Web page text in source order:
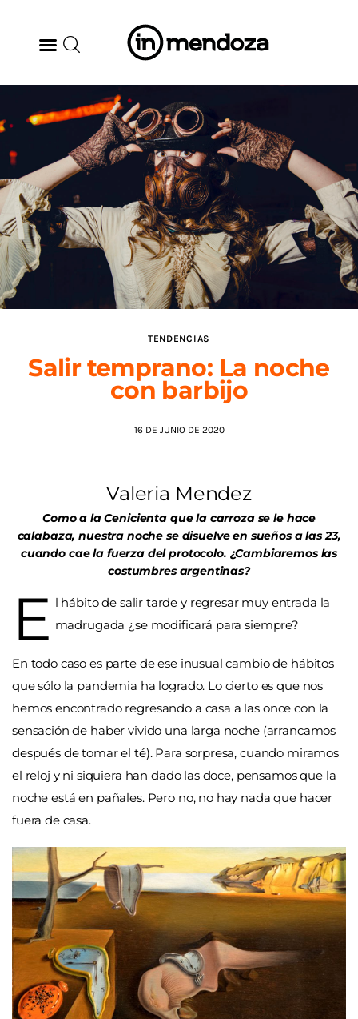
BODEGAS
GASTRONOMÍA
ARTE & CULTURA
MÚSICA
DÓNDE IR
TENDENCIAS
AGENDA
TENDENCIAS
Salir temprano: La noche
con barbijo
16 DE JUNIO DE 2020
Valeria Mendez
Como a la Cenicienta que la carroza se le hace
calabaza, nuestra noche se disuelve en sueños a las 23,
cuando cae la fuerza del protocolo. ¿Cambiaremos las
costumbres argentinas?
E l hábito de salir tarde y regresar muy entrada la
madrugada ¿se modificará para siempre?
En todo caso es parte de ese inusual cambio de hábitos
que sólo la pandemia ha logrado. Lo cierto es que nos
hemos encontrado regresando a casa a las once con la
sensación de haber vivido una larga noche (arrancamos
después de tomar el té). Para sorpresa, cuando miramos
el reloj y ni siquiera han dado las doce, pensamos que la
noche está en pañales. Pero no, no hay nada que hacer
fuera de casa.